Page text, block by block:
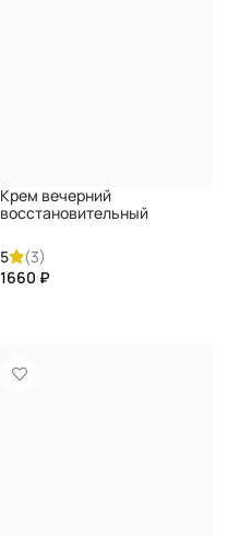
Крем вечерний
восстановительный
5
(3)
₽